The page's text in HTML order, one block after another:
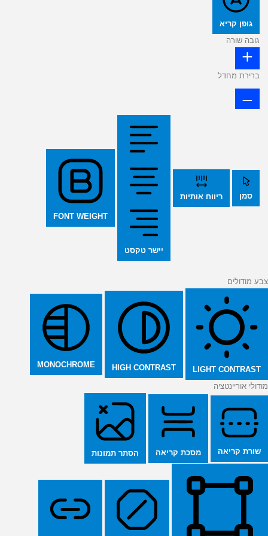
גופן קריא
גובה שורה
ברירת מחדל
סמן ריווח אותיות
יישר טקסט
FONT WEIGHT
צבע מודולים
LIGHT CONTRAST
HIGH CONTRAST
MONOCHROME
מודולי אוריינטציה
שורת קריאה מסכת קריאה הסתר תמונות